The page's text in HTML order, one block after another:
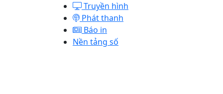
Truyền hình
Phát thanh
Báo in
Nền tảng số